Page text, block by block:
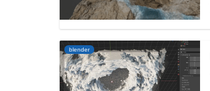
blender